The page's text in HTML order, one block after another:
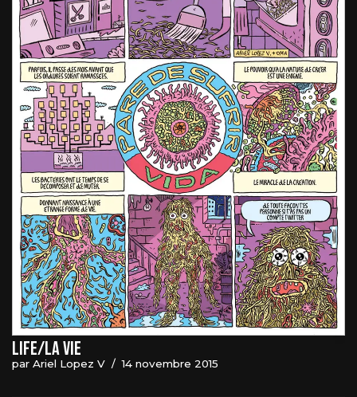
Life/La vie
par Ariel Lopez V 14 novembre 2015